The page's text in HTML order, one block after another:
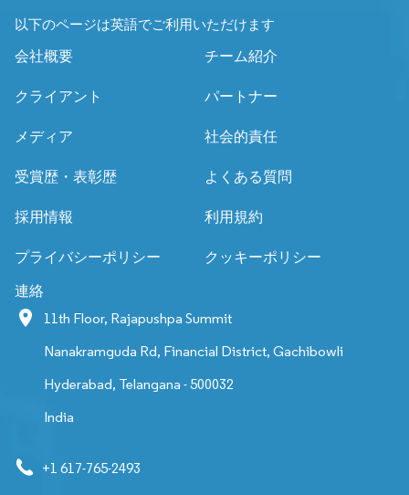
以下のページは英語でご利用いただけます
会社概要 チーム紹介
クライアント パートナー
メディア 社会的責任
受賞歴・表彰歴 よくある質問
採用情報 利用規約
プライバシーポリシー クッキーポリシー
連絡
11th Floor, Rajapushpa Summit
Nanakramguda Rd, Financial District, Gachibowli
Hyderabad, Telangana - 500032
India
+1 617-765-2493